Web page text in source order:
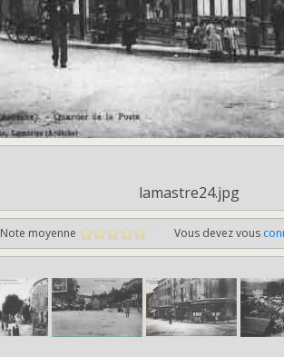
lamastre24.jpg
Note moyenne Vous devez vous